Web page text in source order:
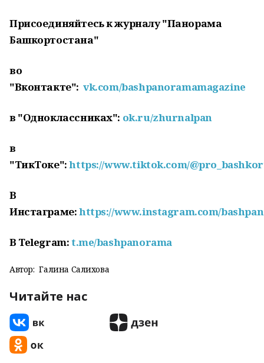
Присоединяйтесь к журналу "Панорама
Башкортостана"
во
"Вконтакте":vk.com/bashpanoramamagazine
в "Одноклассниках": ok.ru/zhurnalpan
в
"ТикТоке":https://www.tiktok.com/
В
Инстаграме:https://www.instagram.com/
В Telegram:t.me/bashpanorama
Автор: Галина Салихова
Читайте нас